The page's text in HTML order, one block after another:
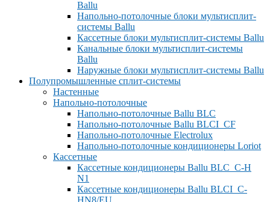
Ballu
Напольно-потолочные блоки мультисплит-
системы Ballu
Кассетные блоки мультисплит-системы Ballu
Канальные блоки мультисплит-системы
Ballu
Наружные блоки мультисплит-системы Ballu
Полупромышленные сплит-системы
Настенные
Напольно-потолочные
Напольно-потолочные Ballu BLC
Напольно-потолочные Ballu BLCI_CF
Напольно-потолочные Electrolux
Напольно-потолочные кондиционеры Loriot
Кассетные
Кассетные кондиционеры Ballu BLC_C-H
N1
Кассетные кондиционеры Ballu BLCI_C-
HN8/EU